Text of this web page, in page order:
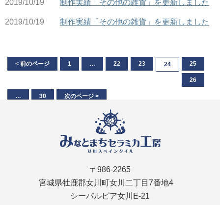
2019/10/19 制作実績「その他の雑貨」を更新しました
2019/10/19 制作実績「その他の雑貨」を更新しました
< 前のページ 1 … 22 23 24 25
26
… 30 次のページ >
〒986-2265
宮城県牡鹿郡女川町女川二丁目7番地4
シーパルピア女川E-21